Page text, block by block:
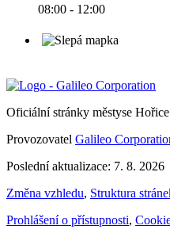
08:00 - 12:00
Oficiální stránky městyse
Provozovatel Galileo
Poslední aktualizace: 7. 8. 2026
Změna vzhledu, Struktura
Prohlášení o přístupnosti,